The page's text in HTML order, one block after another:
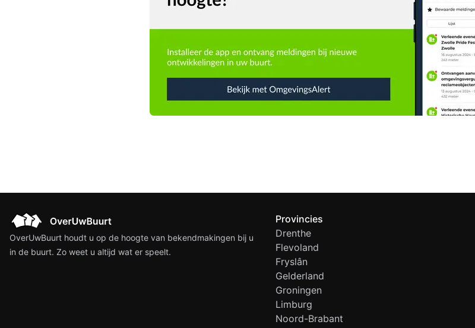
OverUwBuurt houdt u op de hoogte van bekendmakingen bij u
in de buurt. Zo weet u altijd wat er speelt.
Provincies
Drenthe
Flevoland
Fryslân
Gelderland
Groningen
Limburg
Noord-Brabant